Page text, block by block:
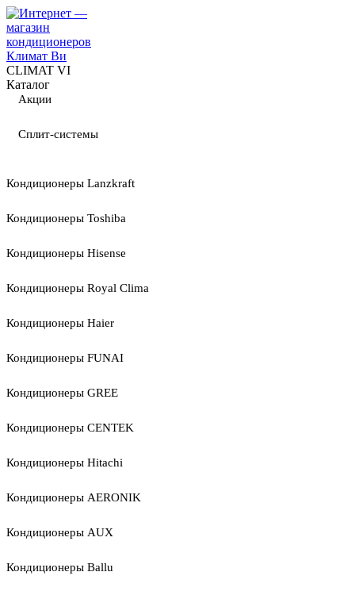
CLIMAT VI
Каталог
Акции
Сплит-системы
Кондиционеры Lanzkraft
Кондиционеры Toshiba
Кондиционеры Hisense
Кондиционеры Royal Clima
Кондиционеры Haier
Кондиционеры FUNAI
Кондиционеры GREE
Кондиционеры CENTEK
Кондиционеры Hitachi
Кондиционеры AERONIK
Кондиционеры AUX
Кондиционеры Ballu